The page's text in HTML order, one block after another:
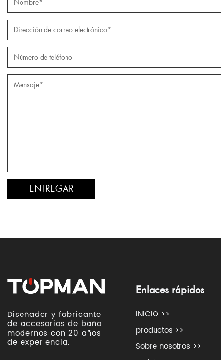
Diseñador y fabricante
de accesorios de baño
modernos con 20 años
de experiencia.
Enlaces rápidos
INICIO >>
productos >>
Sobre nosotros >>